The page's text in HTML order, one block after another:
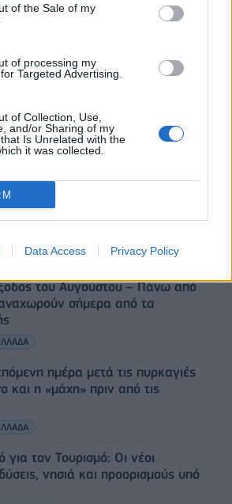
of the Sale of my
of processing my
Targeted Advertising.
of Collection, Use,
and/or Sharing of my
Is Unrelated with the
it was collected.
Data Access Privacy Policy
του Αυγούστου – Πάνω από
σήμερα από τα
ημέρα μετά τις πυρκαγιές
και η «μάχη» πριν από τις
για τον Τουρισμό: Οι νέοι
νησιά και προορισμούς υπό